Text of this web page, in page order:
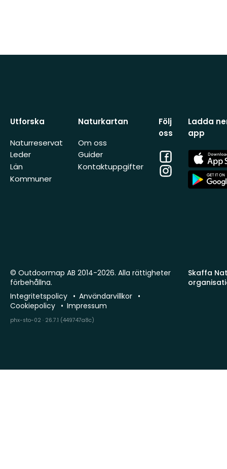
Utforska
Naturreservat
Leder
Län
Kommuner
Naturkartan
Om oss
Guider
Kontaktuppgifter
Följ
oss
Facebook
Instagram
Ladda
app
App
Store
App
Store
Skaffa
© Outdoormap AB 2014-2026. Alla rättigheter
förbehållna.
Integritetspolicy
Användarvillkor
Cookiepolicy
Impressum
phx-sto-02 · 26.7.1 (449747a8c)